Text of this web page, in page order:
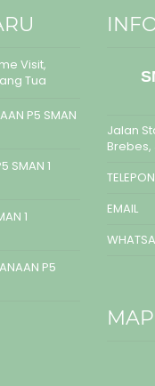
Visit,
Tua
P5 SMAN
SMAN 1
1
P5
Jalan
TELEPON
EMAIL